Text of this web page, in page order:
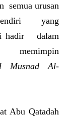
semua urusan
yang
hadir dalam
memimpin
Musnad Al-
Qatadah